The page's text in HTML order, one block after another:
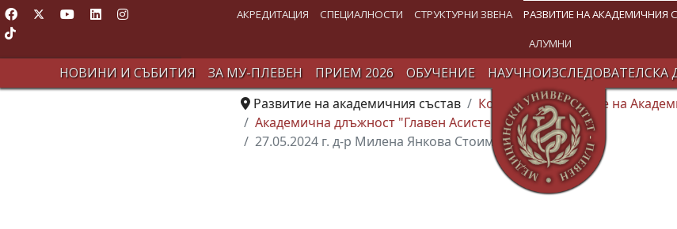
АКРЕДИТАЦИЯ СПЕЦИАЛНОСТИ СТРУКТУРНИ ЗВЕНА РАЗВИТИЕ НА АКАДЕМИЧНИЯ
АЛУМНИ
НОВИНИ И СЪБИТИЯ ЗА МУ-ПЛЕВЕН ПРИЕМ 2026 ОБУЧЕНИЕ НАУЧНОИЗСЛЕДОВАТЕЛСКА
Развитие на академичния състав
Конкурси за заемане на
Академична длъжност "Главен Асистент"
27.05.2024 г. д-р Милена Янкова Стоименова, дм